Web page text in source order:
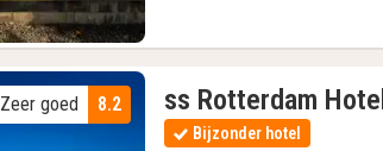
8.2
Zeer goed ss Rotterdam
Bijzonder hotel